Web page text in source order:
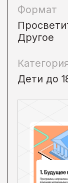
• Онлайн
Цель проекта:
у школьников
необходимые
построения